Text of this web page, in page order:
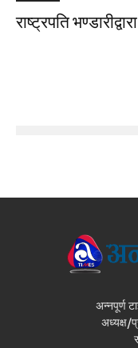
राष्ट्रपति
अन्नपूर्ण
अध्यक्ष/